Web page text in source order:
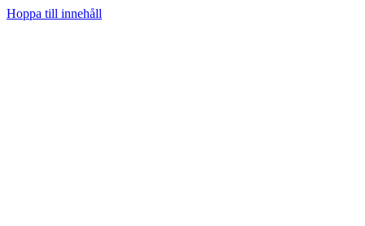
Hoppa till innehåll